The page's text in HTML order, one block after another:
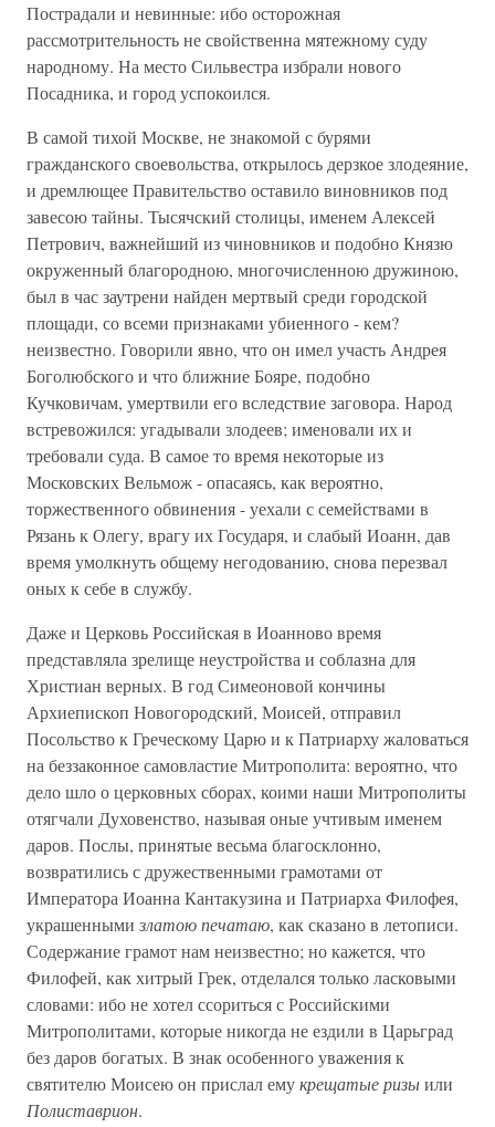
Пострадали и невинные: ибо осторожная
рассмотрительность не свойственна мятежному суду
народному. На место Сильвестра избрали нового
Посадника, и город успокоился.
В самой тихой Москве, не знакомой с бурями
гражданского своевольства, открылось дерзкое злодеяние,
и дремлющее Правительство оставило виновников под
завесою тайны. Тысячский столицы, именем Алексей
Петрович, важнейший из чиновников и подобно Князю
окруженный благородною, многочисленною дружиною,
был в час заутрени найден мертвый среди городской
площади, со всеми признаками убиенного - кем?
неизвестно. Говорили явно, что он имел участь Андрея
Боголюбского и что ближние Бояре, подобно
Кучковичам, умертвили его вследствие заговора. Народ
встревожился: угадывали злодеев; именовали их и
требовали суда. В самое то время некоторые из
Московских Вельмож - опасаясь, как вероятно,
торжественного обвинения - уехали с семействами в
Рязань к Олегу, врагу их Государя, и слабый Иоанн, дав
время умолкнуть общему негодованию, снова перезвал
оных к себе в службу.
Даже и Церковь Российская в Иоанново время
представляла зрелище неустройства и соблазна для
Христиан верных. В год Симеоновой кончины
Архиепископ Новогородский, Моисей, отправил
Посольство к Греческому Царю и к Патриарху жаловаться
на беззаконное самовластие Митрополита: вероятно, что
дело шло о церковных сборах, коими наши Митрополиты
отягчали Духовенство, называя оные учтивым именем
даров. Послы, принятые весьма благосклонно,
возвратились с дружественными грамотами от
Императора Иоанна Кантакузина и Патриарха Филофея,
украшенными златою печатаю, как сказано в летописи.
Содержание грамот нам неизвестно; но кажется, что
Филофей, как хитрый Грек, отделался только ласковыми
словами: ибо не хотел ссориться с Российскими
Митрополитами, которые никогда не ездили в Царьград
без даров богатых. В знак особенного уважения к
святителю Моисею он прислал емукрещатые ризыили
Полиставрион.